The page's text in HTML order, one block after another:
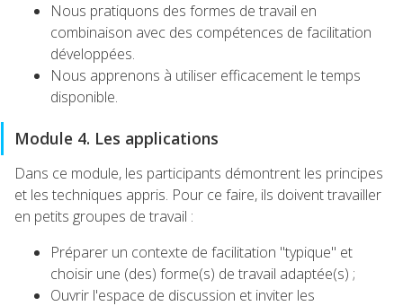
Nous pratiquons des formes de travail en
combinaison avec des compétences de facilitation
développées.
Nous apprenons à utiliser efficacement le temps
disponible.
Module 4. Les applications
Dans ce module, les participants démontrent les principes
et les techniques appris. Pour ce faire, ils doivent travailler
en petits groupes de travail :
Préparer un contexte de facilitation "typique" et
choisir une (des) forme(s) de travail adaptée(s) ;
Ouvrir l'espace de discussion et inviter les